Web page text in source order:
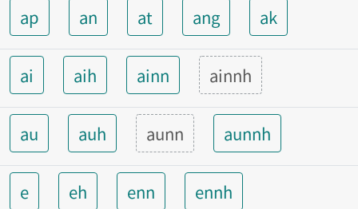
ap
an at ang ak
ai aih ainn ainnh
au auh aunn aunnh
e eh enn ennh